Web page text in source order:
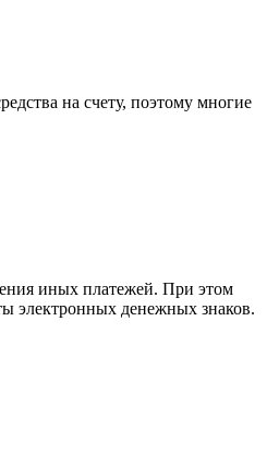
на счету, поэтому многие
иных платежей. При этом
электронных денежных знаков.